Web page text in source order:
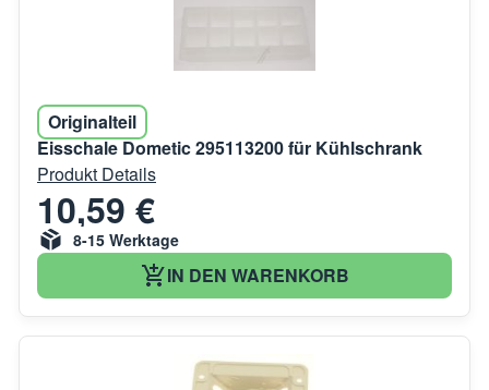
Originalteil
Eisschale Dometic 295113200 für Kühlschrank
Produkt Details
10,59 €
8-15 Werktage
IN DEN WARENKORB